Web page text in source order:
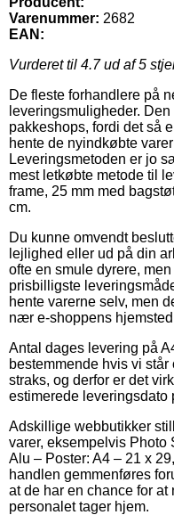
Varenummer: 2682
EAN:
Vurderet til 4.7ud af 5
De fleste forhandlere på
leveringsmuligheder.
pakkeshops, fordi det så
hente de nyindkøbte
Leveringsmetoden er jo
mest letkøbte metode til
frame, 25 mm med
cm.
Du kunne omvendt
lejlighed eller ud på din
ofte en smule dyrere,
prisbilligste
hente varerne selv, men
nær e-shoppens
Antal dages levering på
bestemmende hvis vi
straks, og derfor er det
estimerede leveringsdato
Adskillige webbutikker
varer, eksempelvis Photo
Alu – Poster: A4 – 21 x
handlen gemmenføres
at de har en chance for at
personalet tager hjem.